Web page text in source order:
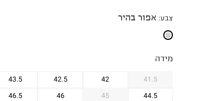
צבע: אפור בהיר
מידה
41.5
42
42.5
43.5
44.5
45
46
46.5